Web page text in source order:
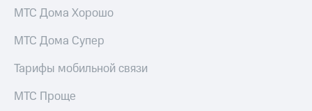
переводы
Пополнить
МТС
Настройки
МТС Дома Хорошо
МТС Дома Супер
Тарифы мобильной связи
МТС Проще